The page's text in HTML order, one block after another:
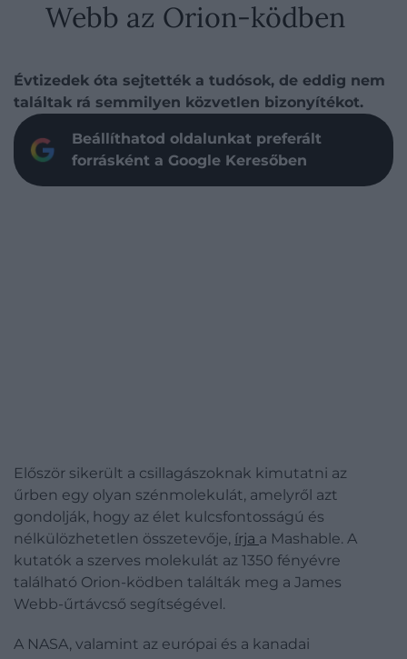
Webb az Orion-ködben
Évtizedek óta sejtették a tudósok, de eddig nem
találtak rá semmilyen közvetlen bizonyítékot.
Beállíthatod oldalunkat preferált
forrásként a Google Keresőben
Először sikerült a csillagászoknak kimutatni az
űrben egy olyan szénmolekulát, amelyről azt
gondolják, hogy az élet kulcsfontosságú és
nélkülözhetetlen összetevője, írja a Mashable. A
kutatók a szerves molekulát az 1350 fényévre
található Orion-ködben találták meg a James
Webb-űrtávcső segítségével.
A NASA, valamint az európai és a kanadai